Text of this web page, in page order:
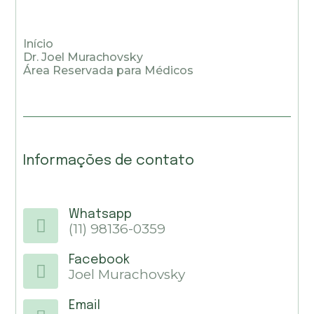
Início
Dr. Joel Murachovsky
Área Reservada para Médicos
Informações de contato
Whatsapp
(11) 98136-0359
Facebook
Joel Murachovsky
Email